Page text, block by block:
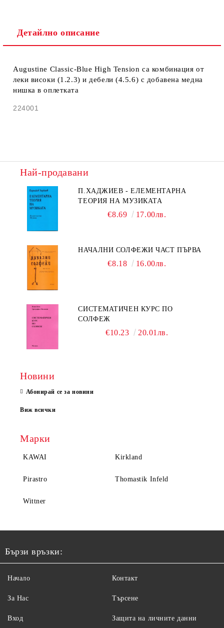
Детайлно описание
Augustine Classic-Blue High Tension са комбинация от
леки високи (1.2.3) и дебели (4.5.6) с добавена медна
нишка в оплетката
224001
Най-продавани
П.ХАДЖИЕВ - ЕЛЕМЕНТАРНА
ТЕОРИЯ НА МУЗИКАТА
€8.69 17.00лв.
НАЧАЛНИ СОЛФЕЖИ ЧАСТ ПЪРВА
€8.18 16.00лв.
СИСТЕМАТИЧЕН КУРС ПО
СОЛФЕЖ
€10.23 20.01лв.
Новини
Абонирай се за новини
Виж всички
Марки
KAWAI Kirkland
Pirastro Thomastik Infeld
Wittner
Бързи връзки:
Начало
За Нас
Вход
Контакт
Търсене
Защита на личните данни